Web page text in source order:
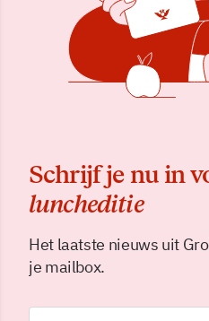
Schrijf je nu in
luncheditie
Het laatste nieuws uit
je mailbox.